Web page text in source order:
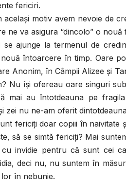
fericiri.
motiv avem nevoie de
ne va asigura “dincolo” o
se ajunge la termenul de
întoarcere în timp. Oare
Anonim, în Câmpii Alizee şi
Nu îşi ofereau oare singuri
mai au întotdeauna pe
zei nu ne-am oferit
fericiţi doar copiii în naivitate
să se simtă fericiţi? Mai
invidie pentru că sunt cei
deci nu, nu suntem în
în nebunie.